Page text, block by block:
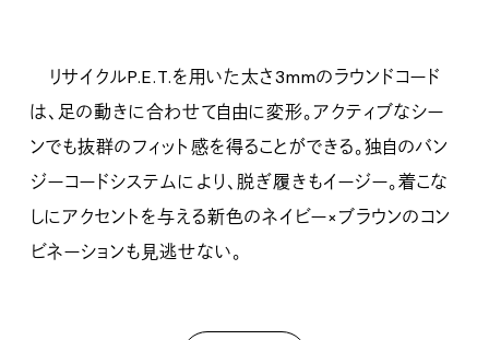
リサイクルP.E.T.を用いた太さ3mmのラウンドコード
は、足の動きに合わせて自由に変形。アクティブなシー
ンでも抜群のフィット感を得ることができる。独自のバン
ジーコードシステムにより、脱ぎ履きもイージー。着こな
しにアクセントを与える新色のネイビー×ブラウンのコン
ビネーションも見逃せない。